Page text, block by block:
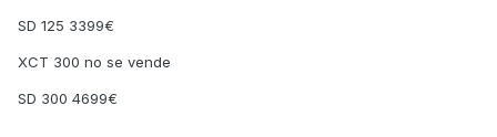
SD 125 3399€
XCT 300 no se vende
SD 300 4699€